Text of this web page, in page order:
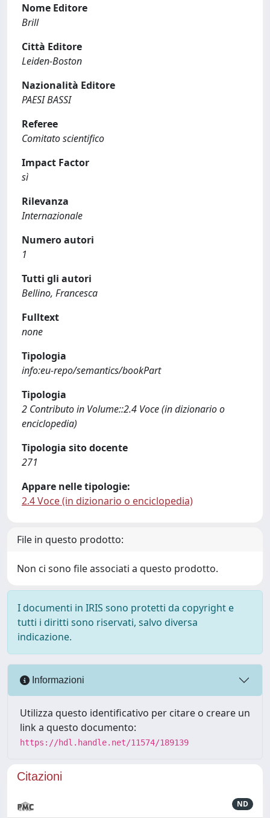
Nome Editore
Brill
Città Editore
Leiden-Boston
Nazionalità Editore
PAESI BASSI
Referee
Comitato scientifico
Impact Factor
sì
Rilevanza
Internazionale
Numero autori
1
Tutti gli autori
Bellino, Francesca
Fulltext
none
Tipologia
info:eu-repo/semantics/bookPart
Tipologia
2 Contributo in Volume::2.4 Voce (in dizionario o
enciclopedia)
Tipologia sito docente
271
Appare nelle tipologie:
2.4 Voce (in dizionario o enciclopedia)
File in questo prodotto:
Non ci sono file associati a questo prodotto.
I documenti in IRIS sono protetti da copyright e
tutti i diritti sono riservati, salvo diversa
indicazione.
Informazioni
Utilizza questo identificativo per citare o creare un
link a questo documento:
https://hdl.handle.net/11574/189139
Citazioni
ND